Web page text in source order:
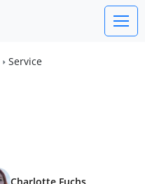
Service
Charlotte Fuchs